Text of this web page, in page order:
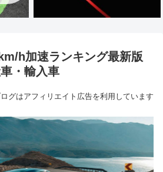
h加速ランキング最新版
・輸入車
グはアフィリエイト広告を利用しています